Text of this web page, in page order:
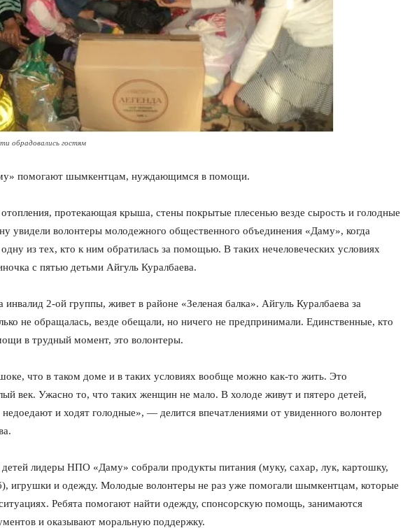
обрадовались гостям
помогают шымкентцам, нуждающимся в помощи.
протекающая крыша, стены покрытые плесенью везде сырость и голодные
увидели волонтеры молодежного общественного объединения «Даму», когда
из тех, кто к ним обратилась за помощью. В таких нечеловеческих условиях
с пятью детьми Айгуль Куралбаева.
2-ой группы, живет в районе «Зеленая балка». Айгуль Куралбаева за
не обращалась, везде обещали, но ничего не предпринимали. Единственные, кто
в трудный момент, это волонтеры.
что в таком доме и в таких условиях вообще можно как-то жить. Это
век. Ужасно то, что таких женщин не мало. В холоде живут и пятеро детей,
и ходят голодные», — делится впечатлениями от увиденного волонтер
лидеры НПО «Даму» собрали продукты питания (муку, сахар, лук, картошку,
игрушки и одежду. Молодые волонтеры не раз уже помогали шымкентцам, которые
ситуациях. Ребята помогают найти одежду, спонсорскую помощь, занимаются
и оказывают моральную поддержку.